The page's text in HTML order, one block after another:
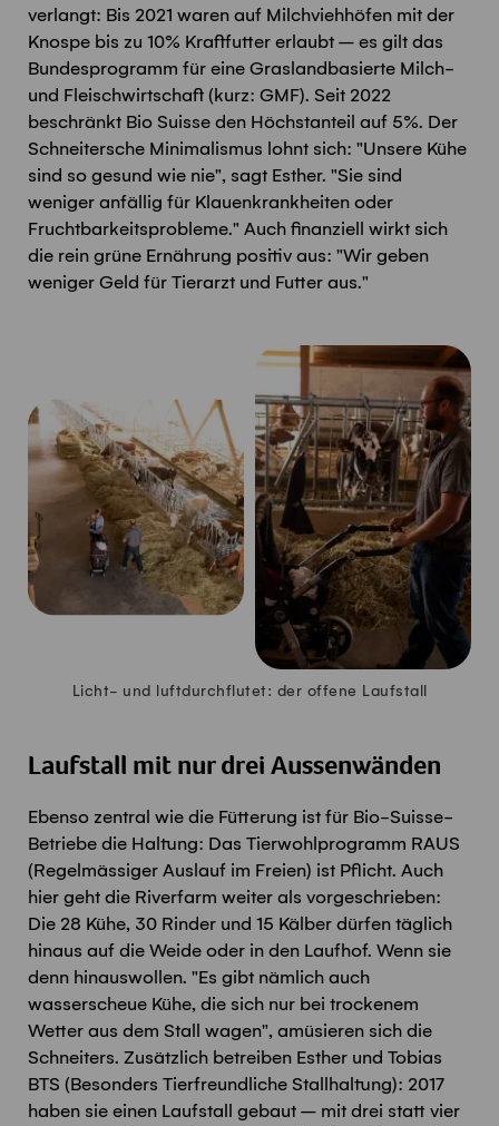
verlangt: Bis 2021 waren auf Milchviehhöfen mit der
Knospe bis zu 10% Kraftfutter erlaubt – es gilt das
Bundesprogramm für eine Graslandbasierte Milch-
und Fleischwirtschaft (kurz: GMF). Seit 2022
beschränkt Bio Suisse den Höchstanteil auf 5%. Der
Schneitersche Minimalismus lohnt sich: "Unsere Kühe
sind so gesund wie nie", sagt Esther. "Sie sind
weniger anfällig für Klauenkrankheiten oder
Fruchtbarkeitsprobleme." Auch finanziell wirkt sich
die rein grüne Ernährung positiv aus: "Wir geben
weniger Geld für Tierarzt und Futter aus."
Licht- und luftdurchflutet: der offene Laufstall
Laufstall mit nur drei Aussenwänden
Ebenso zentral wie die Fütterung ist für Bio-Suisse-
Betriebe die Haltung: Das Tierwohlprogramm RAUS
(Regelmässiger Auslauf im Freien) ist Pflicht. Auch
hier geht die Riverfarm weiter als vorgeschrieben:
Die 28 Kühe, 30 Rinder und 15 Kälber dürfen täglich
hinaus auf die Weide oder in den Laufhof. Wenn sie
denn hinauswollen. "Es gibt nämlich auch
wasserscheue Kühe, die sich nur bei trockenem
Wetter aus dem Stall wagen", amüsieren sich die
Schneiters. Zusätzlich betreiben Esther und Tobias
BTS (Besonders Tierfreundliche Stallhaltung): 2017
haben sie einen Laufstall gebaut – mit drei statt vier